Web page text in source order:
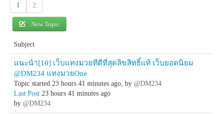
1 2
New Topic
Subject
แนะนำ[10] เว็บแทงมวยทีดีที่สุดลิขสิทธิ์แท้ เว็บยอดนิยม
@DM234 แทงมวยOne
Topic started 23 hours 41 minutes ago, by @DM234
Last Post 23 hours 41 minutes ago
by @DM234